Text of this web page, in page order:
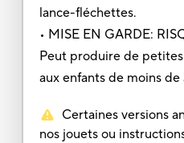
lance-fléchettes.
• MISE EN GARDE:
Peut produire de
aux enfants de moins de
Certaines versions
nos jouets ou